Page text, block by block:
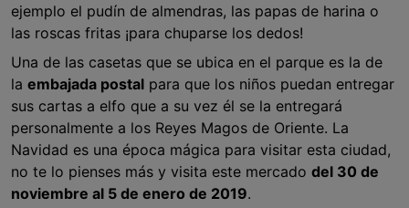
ejemplo el pudín de almendras, las papas de harina o
las roscas fritas ¡para chuparse los dedos!
Una de las casetas que se ubica en el parque es la de
la embajada postal para que los niños puedan entregar
sus cartas a elfo que a su vez él se la entregará
personalmente a los Reyes Magos de Oriente. La
Navidad es una época mágica para visitar esta ciudad,
no te lo pienses más y visita este mercado del 30 de
noviembre al 5 de enero de 2019.